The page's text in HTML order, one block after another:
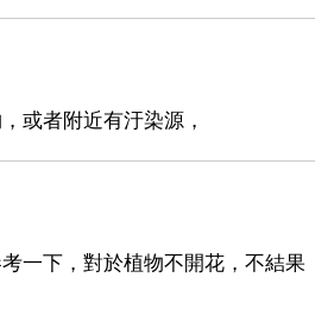
或者附近有汙染源，
一下，對於植物不開花，不結果